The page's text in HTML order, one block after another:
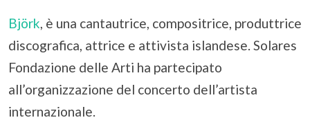
Björk, è una cantautrice, compositrice, produttrice
discografica, attrice e attivista islandese. Solares
Fondazione delle Arti ha partecipato
all’organizzazione del concerto dell’artista
internazionale.